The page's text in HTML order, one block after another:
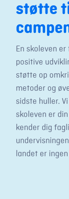
støtte
En skoleven
positive
støtte op
metoder og
sidste huller.
skoleven er
kender dig
landet er